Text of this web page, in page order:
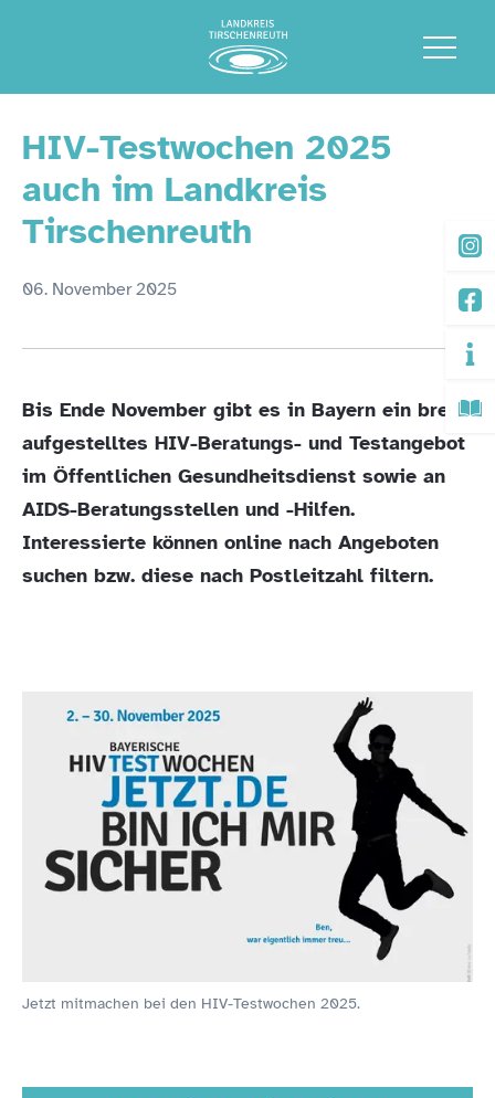
HIV-Testwochen 2025
auch im Landkreis
Tirschenreuth
06. November 2025
Bis Ende November gibt es in Bayern ein breit
aufgestelltes HIV-Beratungs- und Testangebot
im Öffentlichen Gesundheitsdienst sowie an
AIDS-Beratungsstellen und -Hilfen.
Interessierte können online nach Angeboten
suchen bzw. diese nach Postleitzahl filtern.
Jetzt mitmachen bei den HIV-Testwochen 2025.